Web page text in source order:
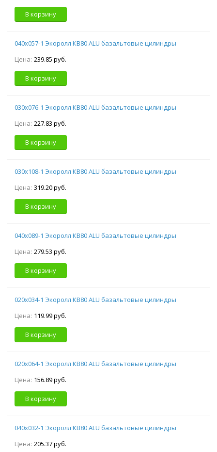
В корзину
040х057-1 Экоролл КВ80 ALU базальтовые цилиндры
Цена: 239.85 руб.
В корзину
030х076-1 Экоролл КВ80 ALU базальтовые цилиндры
Цена: 227.83 руб.
В корзину
030х108-1 Экоролл КВ80 ALU базальтовые цилиндры
Цена: 319.20 руб.
В корзину
040х089-1 Экоролл КВ80 ALU базальтовые цилиндры
Цена: 279.53 руб.
В корзину
020х034-1 Экоролл КВ80 ALU базальтовые цилиндры
Цена: 119.99 руб.
В корзину
020х064-1 Экоролл КВ80 ALU базальтовые цилиндры
Цена: 156.89 руб.
В корзину
040х032-1 Экоролл КВ80 ALU базальтовые цилиндры
Цена: 205.37 руб.